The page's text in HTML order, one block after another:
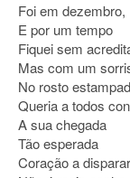
Foi em dezembro,
E por um tempo
Fiquei sem
Mas com um
No rosto
Queria a todos
A sua chegada
Tão esperada
Coração a disparar